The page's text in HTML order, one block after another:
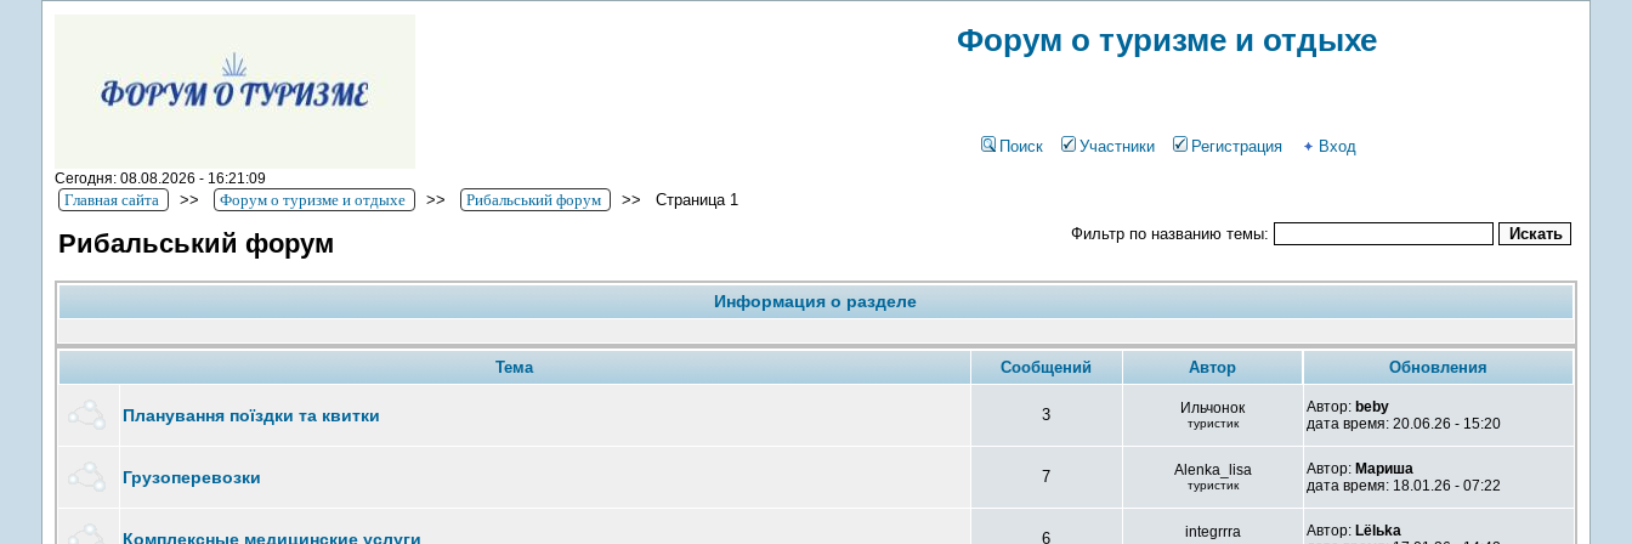
Форум о туризме и отдыхе
Поиск Участники Регистрация Вход
Сегодня: 08.08.2026 - 16:21:09
Главная сайта >> Форум о туризме и отдыхе >> Рибальський форум >> Страница 1
Рибальський форум Фильтр по названию темы:
Информация о разделе
Тема Cообщений Автор Обновления
Планування поїздки та квитки 3 Ильчонок
туристик
Автор: beby
дата время: 20.06.26 - 15:20
Грузоперевозки 7 Alenka_lisa
туристик
Автор: Мариша
дата время: 18.01.26 - 07:22
Комплексные медицинские услуги 6 integrrra Автор: Lёlьka